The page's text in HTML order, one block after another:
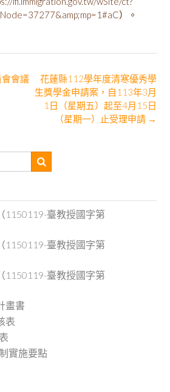
）。
花蓮縣112學年度清寒優秀學
生獎學金申請案，自113年3月
1日（星期五）起至4月15日
（星期一）止受理申請 →
會議
1150119-臺教授國字第
1150119-臺教授國字第
1150119-臺教授國字第
畫書
表
實施要點